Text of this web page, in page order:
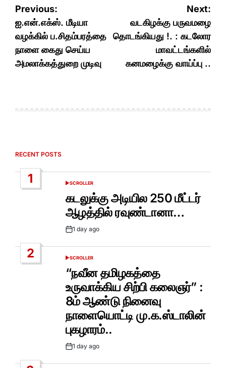
Post
navigation
Previous:
ஐ.என்.எக்ஸ். மீடியா
வழக்கில் ப.சிதம்பரத்தை
நாளை கைது செய்ய
அமலாக்கத்துறை முடிவு
Next:
வடகிழக்கு பருவமழை
தொடங்கியது !. : கடலோர
மாவட்டங்களில்
கனமழைக்கு வாய்ப்பு ..
RECENT POSTS
1
POSTED
SCROLLER
கடலுக்கு அடியில 250 மீட்டர்
ஆழத்தில் ரவுண்டானா…
Post1 day ago
2
POSTED
IN
SCROLLER
“நவீன தமிழகத்தை
உருவாக்கிய சிற்பி கலைஞர்” :
8ம் ஆண்டு நினைவு
நாளையொட்டி மு.க.ஸ்டாலின்
புகழாரம்..
Post1 day ago